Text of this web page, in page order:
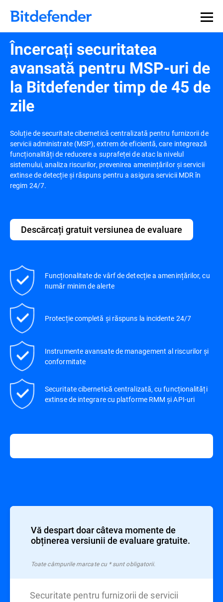
Încercați securitatea
avansată pentru MSP-uri de
la Bitdefender timp de 45 de
zile
Soluție de securitate cibernetică centralizată pentru furnizorii de
servicii administrate (MSP), extrem de eficientă, care integrează
funcționalități de reducere a suprafeței de atac la nivelul
sistemului, analiza riscurilor, prevenirea amenințărilor și servicii
extinse de detecție și răspuns pentru a asigura servicii MDR în
regim 24/7.
Descărcați gratuit versiunea de evaluare
Funcționalitate de vârf de detecție a amenințărilor, cu
număr minim de alerte
Protecție completă și răspuns la incidente 24/7
Instrumente avansate de management al riscurilor și
conformitate
Securitate cibernetică centralizată, cu funcționalități
extinse de integrare cu platforme RMM și API-uri
Vă despart doar câteva momente de
obținerea versiunii de evaluare gratuite.
Toate câmpurile marcate cu * sunt obligatorii.
Securitate pentru furnizorii de servicii